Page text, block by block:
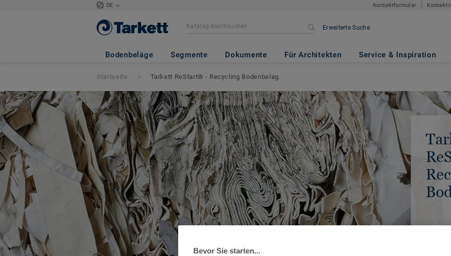
DE Kontaktformular
Erweiterte Suche
Bodenbeläge Segmente Dokumente Für Architekten Service & Inspiration
Startseite Tarkett ReStart® - Recycling Bodenbelag.
Bevor Sie starten...